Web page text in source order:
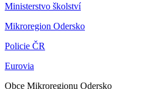
Ministerstvo školství
Mikroregion Odersko
Policie ČR
Eurovia
Obce Mikroregionu Odersko